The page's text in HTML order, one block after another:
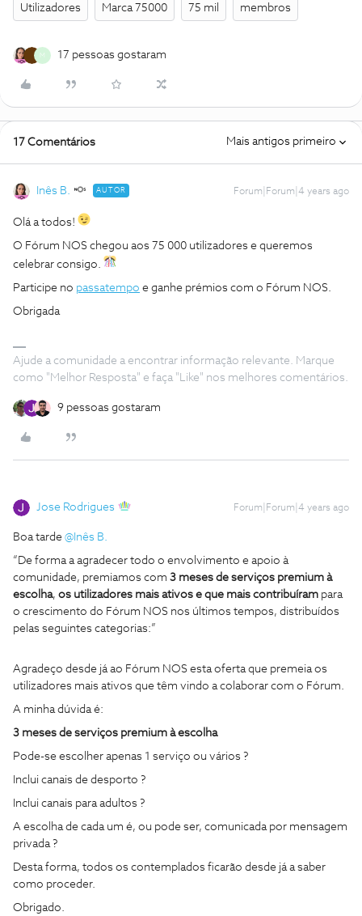
Utilizadores Marca 75000 75 mil membros
M 17 pessoas gostaram
17 Comentários Mais antigos primeiro
Inês B. AUTOR Forum|Forum|4 years ago
Olá a todos!
O Fórum NOS chegou aos 75 000 utilizadores e queremos
celebrar consigo.
Participe no passatempo e ganhe prémios com o Fórum NOS.
Obrigada
Ajude a comunidade a encontrar informação relevante. Marque
como "Melhor Resposta" e faça "Like" nos melhores comentários.
9 pessoas gostaram
Jose Rodrigues Forum|Forum|4 years ago
Boa tarde @Inês B.
“De forma a agradecer todo o envolvimento e apoio à
comunidade, premiamos com 3 meses de serviços premium à
escolha, os utilizadores mais ativos e que mais contribuíram para
o crescimento do Fórum NOS nos últimos tempos, distribuídos
pelas seguintes categorias:”
Agradeço desde já ao Fórum NOS esta oferta que premeia os
utilizadores mais ativos que têm vindo a colaborar com o Fórum.
A minha dúvida é:
3 meses de serviços premium à escolha
Pode-se escolher apenas 1 serviço ou vários ?
Inclui canais de desporto ?
Inclui canais para adultos ?
A escolha de cada um é, ou pode ser, comunicada por mensagem
privada ?
Desta forma, todos os contemplados ficarão desde já a saber
como proceder.
Obrigado.